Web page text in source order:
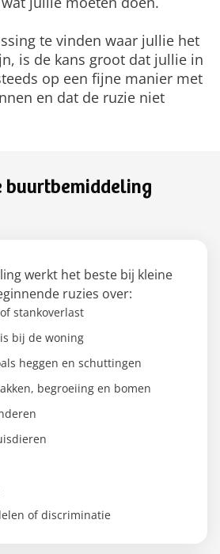
te vinden waar jullie het
is de kans groot dat jullie in
op een fijne manier met
en dat de ruzie niet
buurtbemiddeling
werkt het beste bij kleine
ruzies over:
stankoverlast
bij de woning
heggen en schuttingen
begroeiing en bomen
of discriminatie